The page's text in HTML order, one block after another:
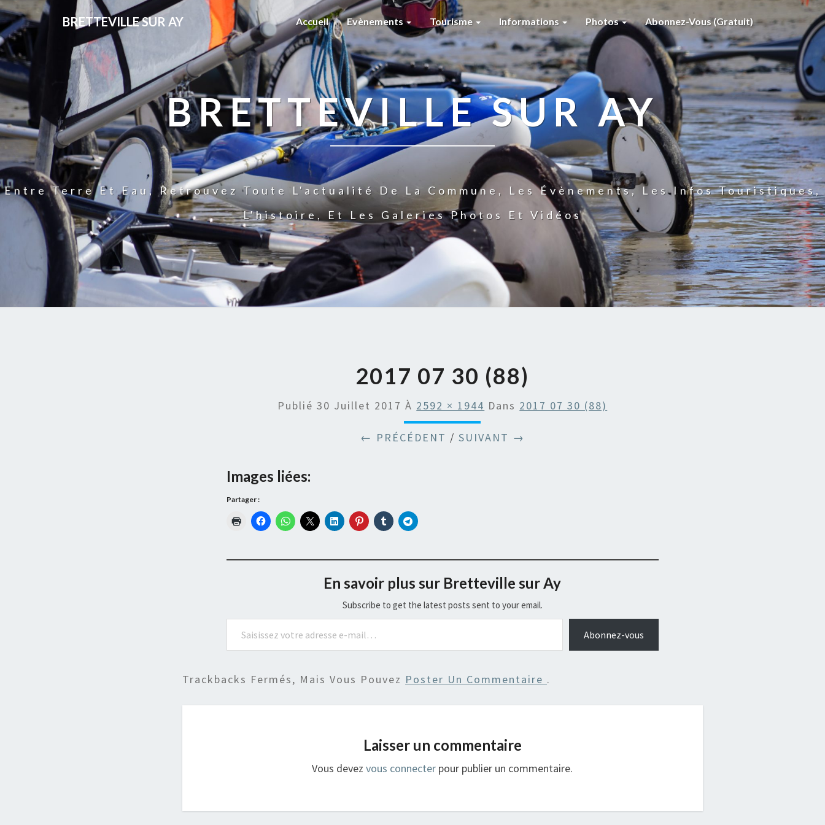
BRETTEVILLE SUR AY Accueil Evènements Tourisme Informations Photos Abonnez-Vous (gratuit)
BRETTEVILLE SUR AY
Entre Terre Et Eau, Retrouvez Toute L'actualité De La Commune, Les Évènements, Les Infos Touristiques,
L'histoire, Et Les Galeries Photos Et Vidéos
2017 07 30 (88)
Publié30 Juillet 2017 À 2592 × 1944 Dans 2017 07 30 (88)
← PRÉCÉDENT / SUIVANT →
Images liées:
Partager :
En savoir plus sur Bretteville sur Ay
Subscribe to get the latest posts sent to your email.
Saisissez votre adresse e-mail…
Abonnez-vous
Trackbacks Fermés, Mais Vous Pouvez Poster Un Commentaire .
Laisser un commentaire
Vous devezvous connecter pour publier un commentaire.